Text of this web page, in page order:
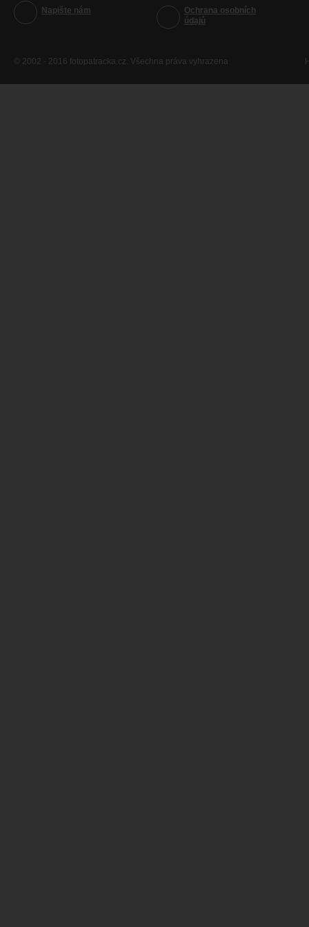
Napište nám
Ochrana osobních
údajů
© 2002 - 2016 fotopatracka.cz. Všechna práva vyhrazena